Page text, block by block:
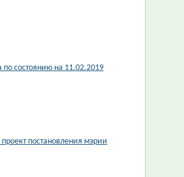
состоянию на 11.02.2019
постановления мэрии